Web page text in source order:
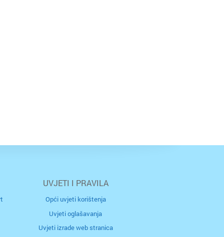
UVJETI I PRAVILA
Opći uvjeti korištenja
Uvjeti oglašavanja
Uvjeti izrade web stranica